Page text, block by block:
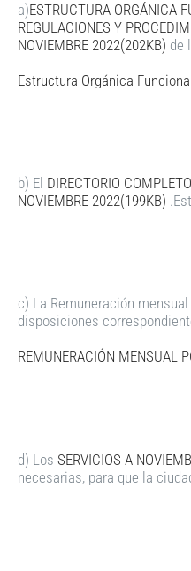
a)ESTRUCTURA ORGÁNICA
REGULACIONES Y
NOVIEMBRE 2022(202KB) de
Estructura Orgánica
b) El DIRECTORIO
NOVIEMBRE 2022(199KB)
c) La Remuneración
disposiciones
REMUNERACIÓN MENSUAL
d) Los SERVICIOS A
necesarias, para que la